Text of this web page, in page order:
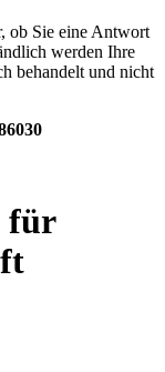
ob Sie eine Antwort
werden Ihre
behandelt und nicht
für